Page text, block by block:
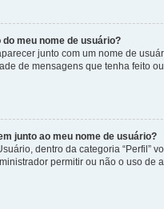
meu nome de usuário?
junto com um nome de
de mensagens que tenha feito
junto ao meu nome de usuário?
dentro da categoria “Perfil”
permitir ou não o uso